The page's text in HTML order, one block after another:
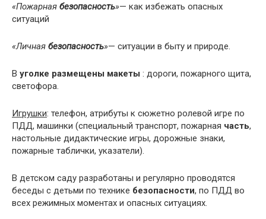
«Пожарная безопасность»— как избежать опасных
ситуаций
«Личная безопасность»— ситуации в быту и природе.
В уголке размещены макеты : дороги, пожарного щита,
светофора.
Игрушки: телефон, атрибуты к сюжетно ролевой игре по
ПДД, машинки (специальный транспорт, пожарная часть,
настольные дидактические игры, дорожные знаки,
пожарные таблички, указатели).
В детском саду разработаны и регулярно проводятся
беседы с детьми по технике безопасности, по ПДД во
всех режимных моментах и опасных ситуациях.